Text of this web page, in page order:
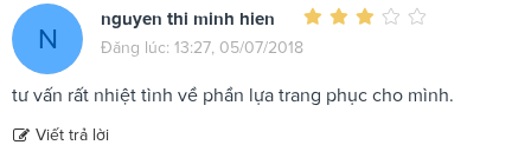
N
nguyen thi minh hien
Đăng lúc: 13:27, 05/07/2018
tư vấn rất nhiệt tình về phần lựa trang phục cho mình.
Viết trả lời